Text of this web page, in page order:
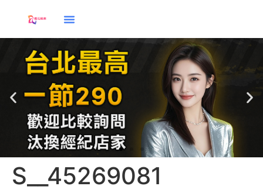
應徵
S__45269081